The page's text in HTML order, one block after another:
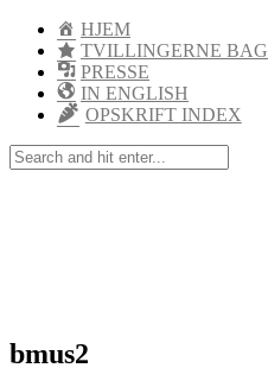
HJEM
TVILLINGERNE BAG
PRESSE
IN ENGLISH
OPSKRIFT INDEX
bmus2